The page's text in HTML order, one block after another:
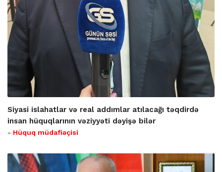
Siyasi islahatlar və real addımlar atılacağı təqdirdə
insan hüquqlarının vəziyyəti dəyişə bilər
- Hüquq müdafiəçisi